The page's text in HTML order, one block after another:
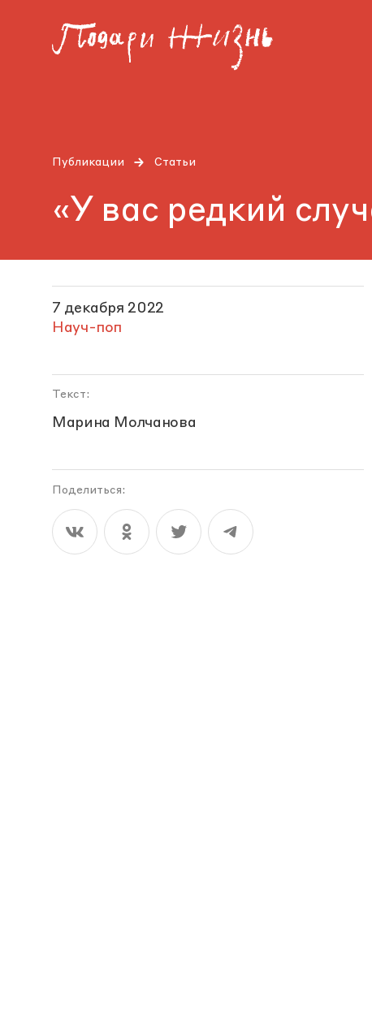
Публикации Статьи
«У вас редкий
7 декабря 2022
Науч-поп
Текст:
Марина Молчанова
Поделиться: